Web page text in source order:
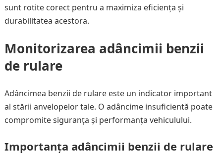
sunt rotite corect pentru a maximiza eficiența și
durabilitatea acestora.
Monitorizarea adâncimii benzii
de rulare
Adâncimea benzii de rulare este un indicator important
al stării anvelopelor tale. O adâncime insuficientă poate
compromite siguranța și performanța vehiculului.
Importanța adâncimii benzii de rulare